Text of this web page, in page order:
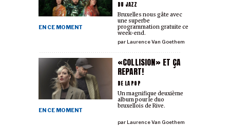
DU JAZZ
EN CE MOMENT
parLaurence Van Goethem
Bruxelles nous gâte avec
une superbe
programmation gratuite ce
week-end.
«COLLISION» ET ÇA
REPART!
DE LA POP
EN CE MOMENT
parLaurence Van Goethem
Un magnifique deuxième
album pour le duo
bruxellois de Rive.